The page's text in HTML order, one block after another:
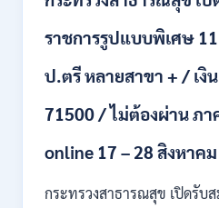
นักศึกษา
ใหม่
สมัคร
8
ราชการรูปแบบพิเศษ
ป.ตรี หลายสาขา + / เงิ
71500 / ไม่ต้องผ่าน ภ
online 17 – 28 สิงหาค
กระทรวงสาธารณสุข เปิดรับ